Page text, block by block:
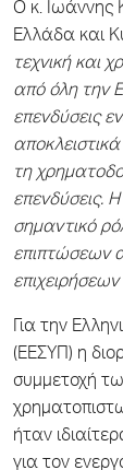
Ο κ. Ιωάννης
Ελλάδα και
τεχνική και
από όλη την
επενδύσεις
τη
επενδύσεις.
σημαντικό
επιπτώσεων
Για την
(ΕΕΣΥΠ) η
συμμετοχή
ήταν
για τον